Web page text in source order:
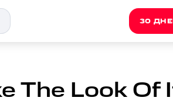
30
The Look Of